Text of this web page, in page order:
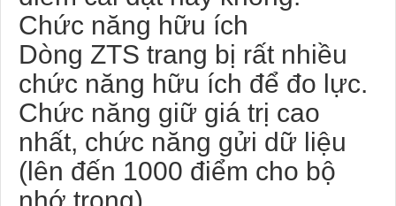
Chức năng hữu ích
Dòng ZTS trang bị rất nhiều
chức năng hữu ích để đo lực.
Chức năng giữ giá trị cao
nhất, chức năng gửi dữ liệu
(lên đến 1000 điểm cho bộ
nhớ trong),